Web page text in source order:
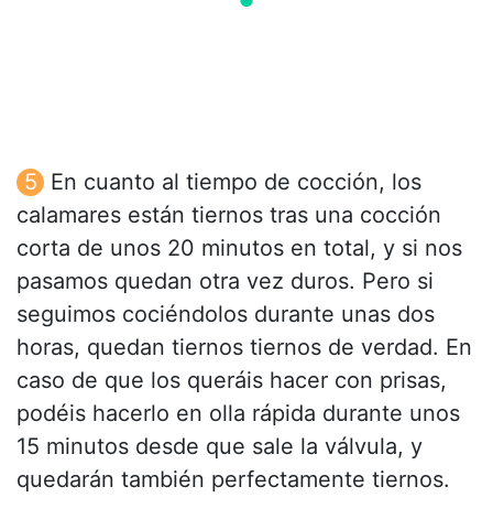
En cuanto al tiempo de cocción, los
calamares están tiernos tras una cocción
corta de unos 20 minutos en total, y si nos
pasamos quedan otra vez duros. Pero si
seguimos cociéndolos durante unas dos
horas, quedan tiernos tiernos de verdad. En
caso de que los queráis hacer con prisas,
podéis hacerlo en olla rápida durante unos
15 minutos desde que sale la válvula, y
quedarán también perfectamente tiernos.